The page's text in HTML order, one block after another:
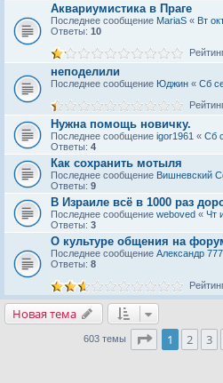
Аквариумистика в Праге
Последнее сообщение MariaS « Вт
Ответы: 10
неподелили
Последнее сообщение Юджин « Сб
Нужна помощь новичку.
Последнее сообщение igor1961 « Сб
Ответы: 4
Как сохранить мотыля
Последнее сообщение Вишневский
Ответы: 9
В Израиле всё в 1000 раз
Последнее сообщение weboved « Чт
Ответы: 3
О культуре общения на
Последнее сообщение Александр 777
Ответы: 8
Новая тема
603 темы Страница1
1 2 3